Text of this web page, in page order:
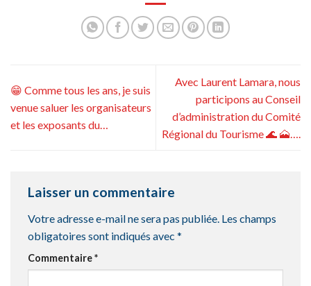
😁 Comme tous les ans, je suis
venue saluer les organisateurs
et les exposants du…
Avec Laurent Lamara, nous
participons au Conseil
d’administration du Comité
Régional du Tourisme 🌊 🗻….
Laisser un commentaire
Votre adresse e-mail ne sera pas publiée. Les champs
obligatoires sont indiqués avec *
Commentaire*